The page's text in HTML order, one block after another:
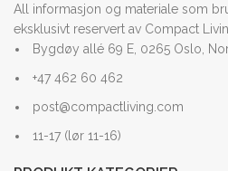
All informasjon og materiale som
eksklusivt reservert av Compact
Bygdøy allé 69 E, 0265 Oslo,
+47 462 60 462
post@compactliving.com
11-17 (lør 11-16)